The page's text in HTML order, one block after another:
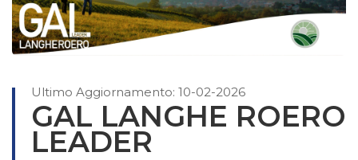
Ultimo Aggiornamento: 10-02-2026
GAL LANGHE ROERO
LEADER